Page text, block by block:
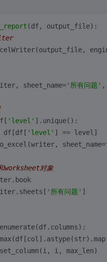
(df, output_file):
sheet_name=
'所有问题' ,
'level' ].unique():
df[df[
'level' ] == level]
sheet_name=
worksheet对象
'所有问题' ]
enumerate(df.columns):
max(df[col].astype(str). map
i, max_len)